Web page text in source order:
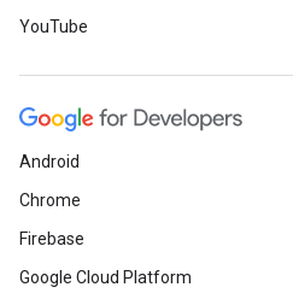
YouTube
Android
Chrome
Firebase
Google Cloud Platform